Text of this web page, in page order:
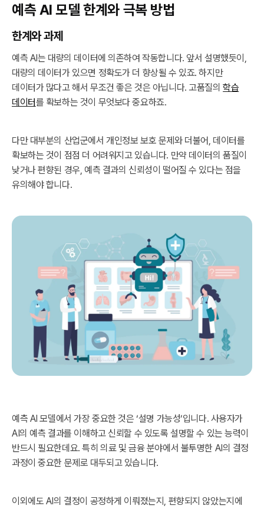
예측 AI 모델 한계와 극복 방법
한계와 과제
예측 AI는 대량의 데이터에 의존하여 작동합니다. 앞서 설명했듯이,
대량의 데이터가 있으면 정확도가 더 향상될 수 있죠. 하지만
데이터가 많다고 해서 무조건 좋은 것은 아닙니다. 고품질의학습
데이터를 확보하는 것이 무엇보다 중요하죠.
다만 대부분의 산업군에서 개인정보 보호 문제와 더불어, 데이터를
확보하는 것이 점점 더 어려워지고 있습니다. 만약 데이터의 품질이
낮거나 편향된 경우, 예측 결과의 신뢰성이 떨어질 수 있다는 점을
유의해야 합니다.
예측 AI 모델에서 가장 중요한 것은 ‘설명 가능성’입니다. 사용자가
AI의 예측 결과를 이해하고 신뢰할 수 있도록 설명할 수 있는 능력이
반드시 필요한데요. 특히 의료 및 금융 분야에서 불투명한 AI의 결정
과정이 중요한 문제로 대두되고 있습니다.
이외에도 AI의 결정이 공정하게 이뤄졌는지, 편향되지 않았는지에